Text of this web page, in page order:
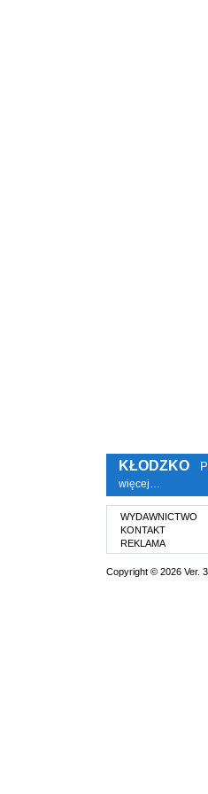
KŁODZKO
więcej…
WYDAWNICTWO
KONTAKT
REKLAMA
Copyright © 2026 Ver.